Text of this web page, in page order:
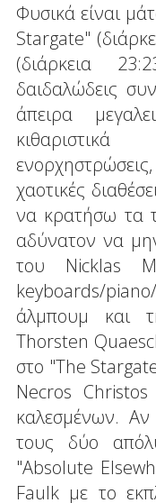
Φυσικά είναι
Stargate"
(διάρκεια
δαιδαλώδεις
άπειρα
χαοτικές
να κρατήσω τα
αδύνατον να
του Nicklas
keyboards/
άλμπουμ και
Thorsten
στο "The
Necros
καλεσμένων.
τους δύο
"Absolute
Faulk με το